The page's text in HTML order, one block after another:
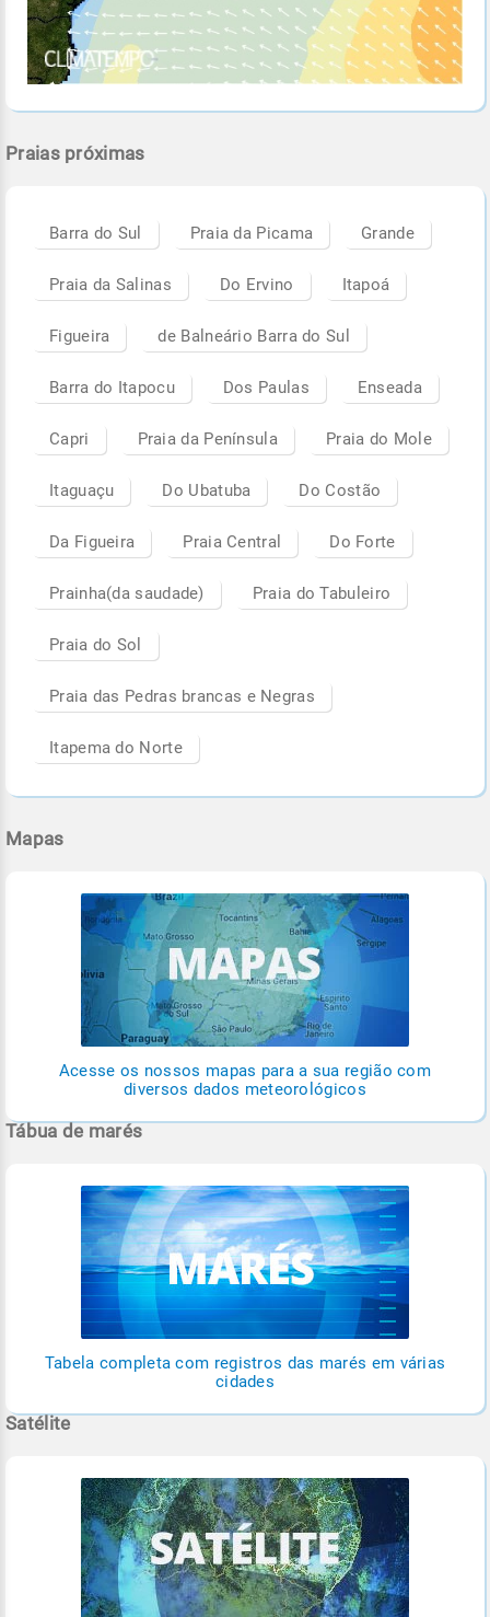
Praias próximas
Barra do Sul Praia da Picama Grande
Praia da Salinas Do Ervino Itapoá
Figueira de Balneário Barra do Sul
Barra do Itapocu Dos Paulas Enseada
Capri Praia da Península Praia do Mole
Itaguaçu Do Ubatuba Do Costão
Da Figueira Praia Central Do Forte
Prainha(da saudade) Praia do Tabuleiro
Praia do Sol
Praia das Pedras brancas e Negras
Itapema do Norte
Mapas
Acesse os nossos mapas para a sua região com
diversos dados meteorológicos
Tábua de marés
Tabela completa com registros das marés em várias
cidades
Satélite